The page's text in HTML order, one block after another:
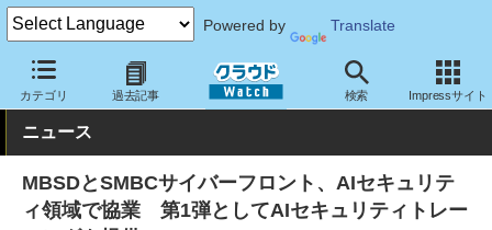
Powered by Translate
カテゴリ 過去記事 検索 Impressサイト
クラウド Watch サービス・ソフト サービス 教育・トレーニン
ニュース
MBSDとSMBCサイバーフロント、AIセキュリテ
ィ領域で協業 第1弾としてAIセキュリティトレー